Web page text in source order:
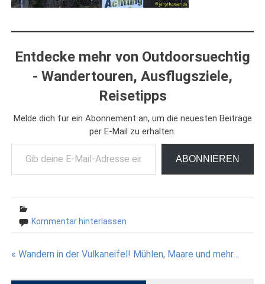
Entdecke mehr von Outdoorsuechtig
- Wandertouren, Ausflugsziele,
Reisetipps
Melde dich für ein Abonnement an, um die neuesten Beiträge
per E-Mail zu erhalten.
Gib deine E-Mail-Adresse ein ...
ABONNIEREN
Kommentar hinterlassen
Beitragsnavigation
« Wandern in der Vulkaneifel! Mühlen, Maare und mehr…